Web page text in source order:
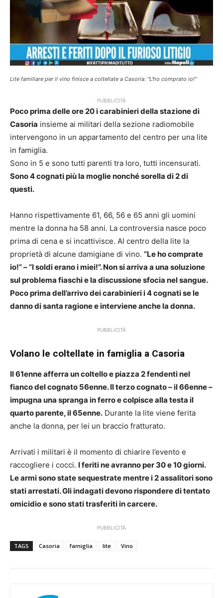
Lite familiare per il vino finisce a coltellate a Casoria: "L'ho comprato io!"
PUBBLICITÀ
Poco prima delle ore 20 i carabinieri della stazione di
Casoria insieme ai militari della sezione radiomobile
intervengono in un appartamento del centro per una lite
in famiglia.
Sono in 5 e sono tutti parenti tra loro, tutti incensurati.
Sono 4 cognati più la moglie nonché sorella di 2 di
questi.
Hanno rispettivamente 61, 66, 56 e 65 anni gli uomini
mentre la donna ha 58 anni. La controversia nasce poco
prima di cena e si incattivisce. Al centro della lite la
proprietà di alcune damigiane di vino. “Le ho comprate
io!” – “I soldi erano i miei!”. Non si arriva a una soluzione
sul problema fiaschi e la discussione sfocia nel sangue.
Poco prima dell’arrivo dei carabinieri i 4 cognati se le
danno di santa ragione e interviene anche la donna.
PUBBLICITÀ
Volano le coltellate in famiglia a Casoria
Il 61enne afferra un coltello e piazza 2 fendenti nel
fianco del cognato 56enne. Il terzo cognato – il 66enne –
impugna una spranga in ferro e colpisce alla testa il
quarto parente, il 65enne. Durante la lite viene ferita
anche la donna, per lei un braccio fratturato.
Arrivati i militari è il momento di chiarire l’evento e
raccogliere i cocci. I feriti ne avranno per 30 e 10 giorni.
Le armi sono state sequestrate mentre i 2 assalitori sono
stati arrestati.Gli indagati devono rispondere di tentato
omicidio e sono stati trasferiti in carcere.
PUBBLICITÀ
TAGS Casoria famiglia lite Vino